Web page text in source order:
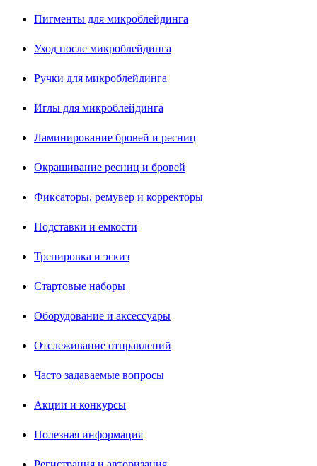
Пигменты для микроблейдинга
Уход после микроблейдинга
Ручки для микроблейдинга
Иглы для микроблейдинга
Ламинирование бровей и ресниц
Окрашивание ресниц и бровей
Фиксаторы, ремувер и корректоры
Подставки и емкости
Тренировка и эскиз
Стартовые наборы
Оборудование и аксессуары
Отслеживание отправлений
Часто задаваемые вопросы
Акции и конкурсы
Полезная информация